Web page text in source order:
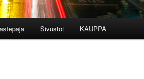
Sivustot KAUPPA